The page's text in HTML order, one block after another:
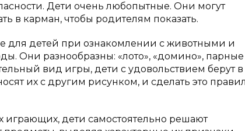
Дети очень любопытные. Они могут
в карман, чтобы родителям показать.
для детей при ознакомлении с животными и
Они разнообразны: «лото», «домино», парные
вид игры, дети с удовольствием берут
их с другим рисунком, и сделать это
играющих, дети самостоятельно решают